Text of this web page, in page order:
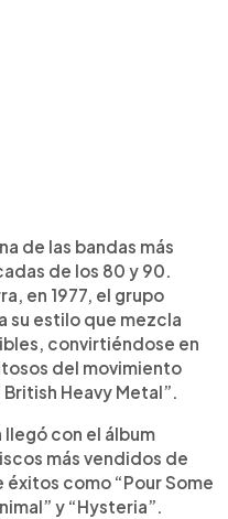
de las bandas más
de los 80 y 90.
en 1977, el grupo
su estilo que mezcla
convirtiéndose en
del movimiento
Heavy Metal”.
llegó con el álbum
más vendidos de
como “Pour Some
y “Hysteria”.